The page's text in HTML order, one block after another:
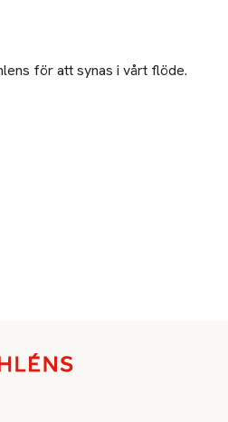
för att synas i vårt flöde.